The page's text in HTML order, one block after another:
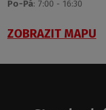
Po-Pá: 7:00 - 16:30
ZOBRAZIT MAPU